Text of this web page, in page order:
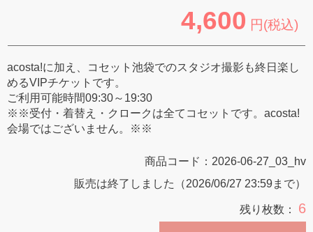
4,600 円(税込)
acosta!に加え、コセット池袋でのスタジオ撮影も終日楽し
めるVIPチケットです。
ご利用可能時間09:30～19:30
※※受付・着替え・クロークは全てコセットです。acosta!
会場ではございません。※※
商品コード： 2026-06-27_03_hv
販売は終了しました（2026/06/27 23:59まで）
残り枚数： 6